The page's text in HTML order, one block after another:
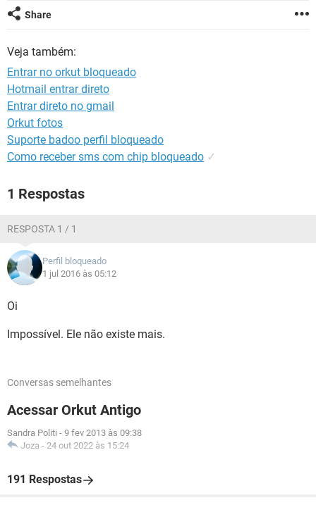
GUIA DE COMPRAS
Share
Veja também:
Entrar no orkut bloqueado
Hotmail entrar direto
Entrar direto no gmail
Orkut fotos
Suporte badoo perfil bloqueado
Como receber sms com chip bloqueado ✓
1 Respostas
RESPOSTA 1 / 1
Perfil bloqueado
1 jul 2016 às 05:12
Oi
Impossível. Ele não existe mais.
Conversas semelhantes
Acessar Orkut Antigo
Sandra Politi - 9 fev 2013 às 09:38
Joza - 24 out 2022 às 15:24
191 Respostas